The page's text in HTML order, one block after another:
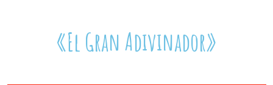
«El Gran Adivinador»